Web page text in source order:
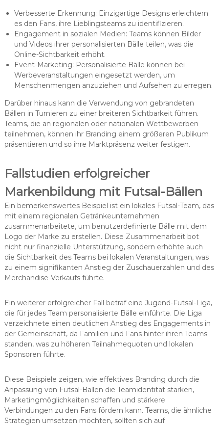
Verbesserte Erkennung: Einzigartige Designs erleichtern
es den Fans, ihre Lieblingsteams zu identifizieren.
Engagement in sozialen Medien: Teams können Bilder
und Videos ihrer personalisierten Bälle teilen, was die
Online-Sichtbarkeit erhöht.
Event-Marketing: Personalisierte Bälle können bei
Werbeveranstaltungen eingesetzt werden, um
Menschenmengen anzuziehen und Aufsehen zu erregen.
Darüber hinaus kann die Verwendung von gebrandeten
Bällen in Turnieren zu einer breiteren Sichtbarkeit führen.
Teams, die an regionalen oder nationalen Wettbewerben
teilnehmen, können ihr Branding einem größeren Publikum
präsentieren und so ihre Marktpräsenz weiter festigen.
Fallstudien erfolgreicher
Markenbildung mit Futsal-Bällen
Ein bemerkenswertes Beispiel ist ein lokales Futsal-Team, das
mit einem regionalen Getränkeunternehmen
zusammenarbeitete, um benutzerdefinierte Bälle mit dem
Logo der Marke zu erstellen. Diese Zusammenarbeit bot
nicht nur finanzielle Unterstützung, sondern erhöhte auch
die Sichtbarkeit des Teams bei lokalen Veranstaltungen, was
zu einem signifikanten Anstieg der Zuschauerzahlen und des
Merchandise-Verkaufs führte.
Ein weiterer erfolgreicher Fall betraf eine Jugend-Futsal-Liga,
die für jedes Team personalisierte Bälle einführte. Die Liga
verzeichnete einen deutlichen Anstieg des Engagements in
der Gemeinschaft, da Familien und Fans hinter ihren Teams
standen, was zu höheren Teilnahmequoten und lokalen
Sponsoren führte.
Diese Beispiele zeigen, wie effektives Branding durch die
Anpassung von Futsal-Bällen die Teamidentität stärken,
Marketingmöglichkeiten schaffen und stärkere
Verbindungen zu den Fans fördern kann. Teams, die ähnliche
Strategien umsetzen möchten, sollten sich auf